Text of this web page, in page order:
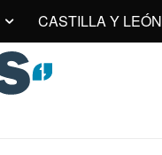
CASTILLA Y LEÓN